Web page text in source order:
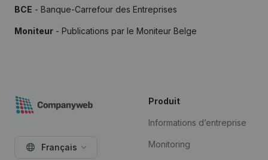
BCE - Banque-Carrefour des Entreprises
Moniteur - Publications par le Moniteur Belge
Français
Produit
Informations d’entreprise
Monitoring